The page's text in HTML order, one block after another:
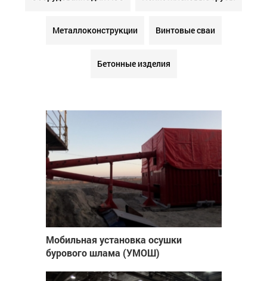
Металлоконструкции Винтовые сваи
Бетонные изделия
Мобильная установка осушки
бурового шлама (УМОШ)